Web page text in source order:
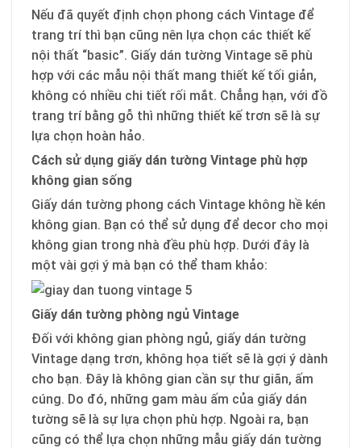
Nếu đã quyết định chọn phong cách Vintage để
trang trí thì bạn cũng nên lựa chọn các thiết kế
nội thất “basic”. Giấy dán tường Vintage sẽ phù
hợp với các mẫu nội thất mang thiết kế tối giản,
không có nhiều chi tiết rối mắt. Chẳng hạn, với đồ
trang trí bằng gỗ thì những thiết kế trơn sẽ là sự
lựa chọn hoàn hảo.
Cách sử dụng giấy dán tường Vintage phù hợp
không gian sống
Giấy dán tường phong cách Vintage không hề kén
không gian. Bạn có thể sử dụng để decor cho mọi
không gian trong nhà đều phù hợp. Dưới đây là
một vài gợi ý mà bạn có thể tham khảo:
Giấy dán tường phòng ngủ Vintage
Đối với không gian phòng ngủ, giấy dán tường
Vintage dạng trơn, không họa tiết sẽ là gợi ý dành
cho bạn. Đây là không gian cần sự thư giãn, ấm
cúng. Do đó, những gam màu ấm của giấy dán
tường sẽ là sự lựa chọn phù hợp. Ngoài ra, bạn
cũng có thể lựa chọn những mẫu giấy dán tường